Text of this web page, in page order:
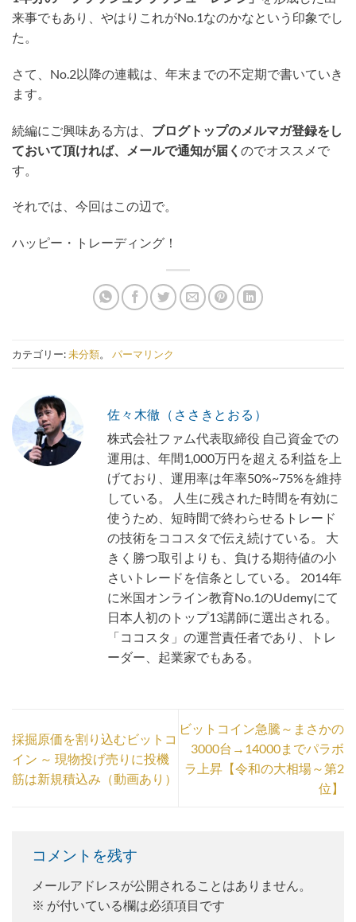
来事でもあり、やはりこれがNo.1なのかなという印象でし
た。
さて、No.2以降の連載は、年末までの不定期で書いていき
ます。
続編にご興味ある方は、 ブログトップのメルマガ登録をし
ておいて頂ければ、メールで通知が届く のでオススメで
す。
それでは、今回はこの辺で。
ハッピー・トレーディング！
カテゴリー:未分類。 パーマリンク
佐々木徹（ささきとおる）
株式会社ファム代表取締役 自己資金での
運用は、年間1,000万円を超える利益を上
げており、運用率は年率50%~75%を維持
している。 人生に残された時間を有効に
使うため、短時間で終わらせるトレード
の技術をココスタで伝え続けている。 大
きく勝つ取引よりも、負ける期待値の小
さいトレードを信条としている。 2014年
に米国オンライン教育No.1のUdemyにて
日本人初のトップ13講師に選出される。
「ココスタ」の運営責任者であり、トレ
ーダー、起業家でもある。
採掘原価を割り込むビットコ
イン ～ 現物投げ売りに投機
筋は新規積込み（動画あり）
ビットコイン急騰～まさかの
3000台→14000までパラボ
ラ上昇【令和の大相場～第2
位】
コメントを残す
メールアドレスが公開されることはありません。
※ が付いている欄は必須項目です